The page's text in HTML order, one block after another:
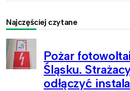
Najczęściej czytane
Pożar
Śląsku.
odłączyć